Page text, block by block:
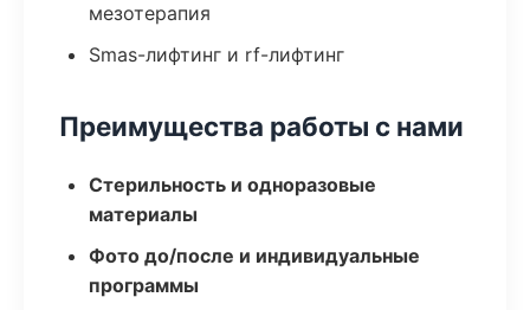
мезотерапия
Smas-лифтинг и rf-лифтинг
Преимущества работы с нами
Стерильность и одноразовые
материалы
Фото до/после и индивидуальные
программы